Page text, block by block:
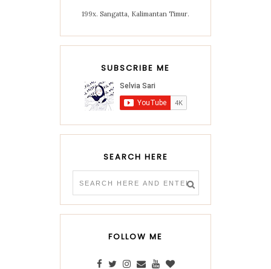
199x. Sangatta, Kalimantan Timur.
SUBSCRIBE ME
SEARCH HERE
FOLLOW ME